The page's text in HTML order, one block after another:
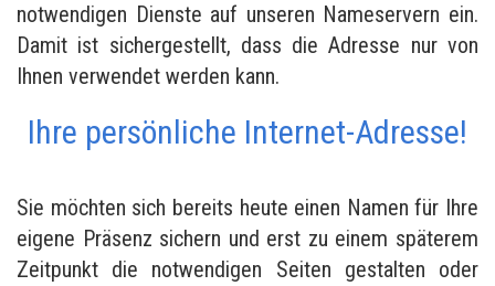
notwendigen Dienste auf unseren Nameservern ein.
Damit ist sichergestellt, dass die Adresse nur von
Ihnen verwendet werden kann.
Ihre persönliche Internet-Adresse!
Sie möchten sich bereits heute einen Namen für Ihre
eigene Präsenz sichern und erst zu einem späterem
Zeitpunkt die notwendigen Seiten gestalten oder